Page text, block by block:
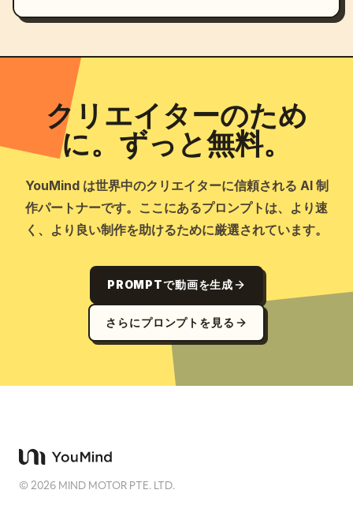
クリエイターのため
に。ずっと無料。
YouMind は世界中のクリエイターに信頼される AI 制
作パートナーです。ここにあるプロンプトは、より速
く、より良い制作を助けるために厳選されています。
PROMPTで動画を生成
さらにプロンプトを見る
©2026 MIND MOTOR PTE. LTD.